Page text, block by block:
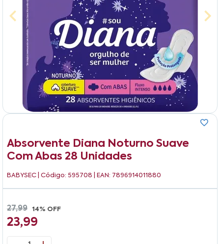
Absorvente Diana Noturno Suave
Com Abas 28 Unidades
BABYSEC | Código: 595708 | EAN: 7896914011880
27,99 14% OFF
23,99